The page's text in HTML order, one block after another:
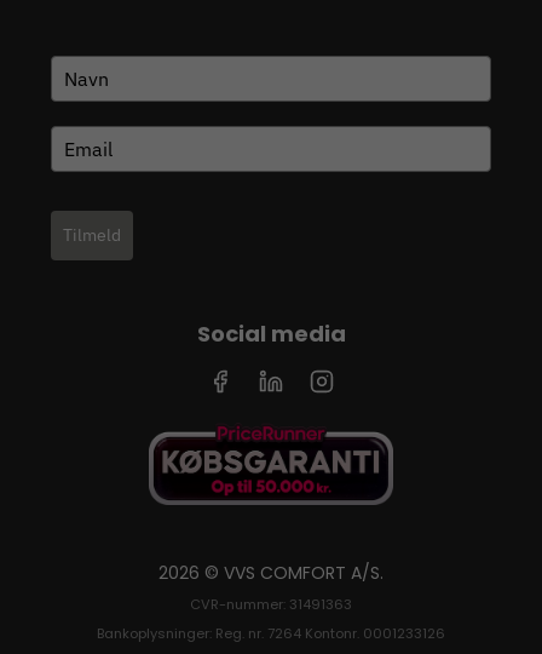
Tilmeld
Social media
2026 © VVS COMFORT A/S.
CVR-nummer: 31491363
Bankoplysninger: Reg. nr. 7264 Kontonr. 0001233126